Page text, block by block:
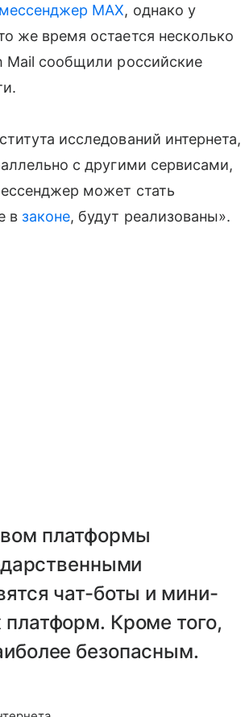
мессенджер MAX, однако у
же время остается несколько
Mail сообщили российские
исследований интернета,
с другими сервисами,
может стать
в законе, будут реализованы».
платформы
чат-боты и мини-
Кроме того,
безопасным.